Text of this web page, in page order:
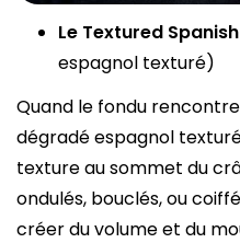
Le Textured
espagnol texturé)
Quand le fondu
dégradé espagnol
texture au sommet du
ondulés, bouclés, ou
créer du volume et du